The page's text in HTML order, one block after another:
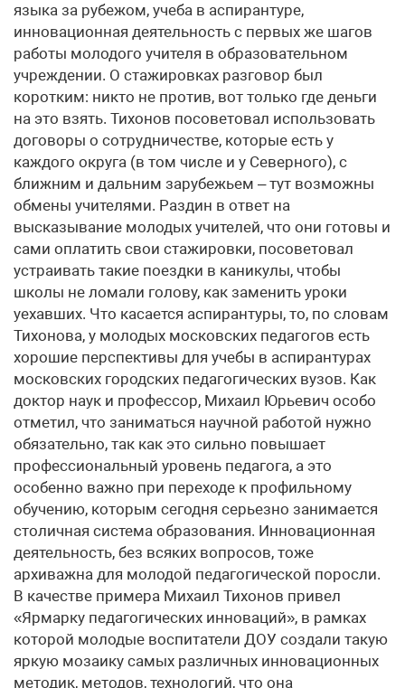
языка за рубежом, учеба в аспирантуре,
инновационная деятельность с первых же шагов
работы молодого учителя в образовательном
учреждении. О стажировках разговор был
коротким: никто не против, вот только где деньги
на это взять. Тихонов посоветовал использовать
договоры о сотрудничестве, которые есть у
каждого округа (в том числе и у Северного), с
ближним и дальним зарубежьем – тут возможны
обмены учителями. Раздин в ответ на
высказывание молодых учителей, что они готовы и
сами оплатить свои стажировки, посоветовал
устраивать такие поездки в каникулы, чтобы
школы не ломали голову, как заменить уроки
уехавших. Что касается аспирантуры, то, по словам
Тихонова, у молодых московских педагогов есть
хорошие перспективы для учебы в аспирантурах
московских городских педагогических вузов. Как
доктор наук и профессор, Михаил Юрьевич особо
отметил, что заниматься научной работой нужно
обязательно, так как это сильно повышает
профессиональный уровень педагога, а это
особенно важно при переходе к профильному
обучению, которым сегодня серьезно занимается
столичная система образования. Инновационная
деятельность, без всяких вопросов, тоже
архиважна для молодой педагогической поросли.
В качестве примера Михаил Тихонов привел
«Ярмарку педагогических инноваций», в рамках
которой молодые воспитатели ДОУ создали такую
яркую мозаику самых различных инновационных
методик, методов, технологий, что она